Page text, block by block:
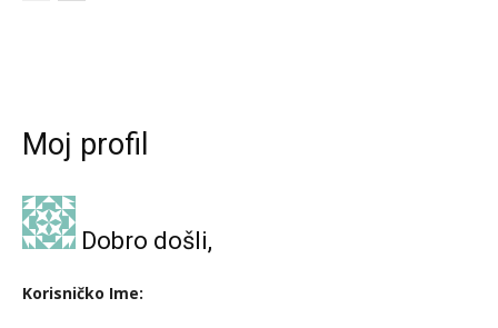
Moj profil
Dobro došli,
Korisničko Ime: